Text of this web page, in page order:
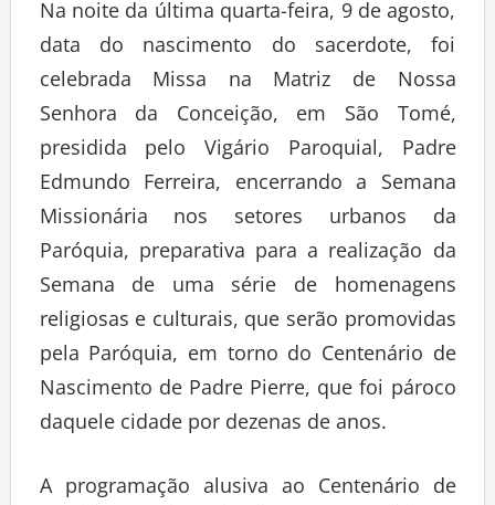
Na noite da última quarta-feira, 9 de agosto,
data do nascimento do sacerdote, foi
celebrada Missa na Matriz de Nossa
Senhora da Conceição, em São Tomé,
presidida pelo Vigário Paroquial, Padre
Edmundo Ferreira, encerrando a Semana
Missionária nos setores urbanos da
Paróquia, preparativa para a realização da
Semana de uma série de homenagens
religiosas e culturais, que serão promovidas
pela Paróquia, em torno do Centenário de
Nascimento de Padre Pierre, que foi pároco
daquele cidade por dezenas de anos.
A programação alusiva ao Centenário de